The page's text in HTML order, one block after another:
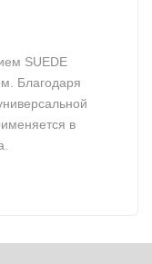
SUEDE
Благодаря
в